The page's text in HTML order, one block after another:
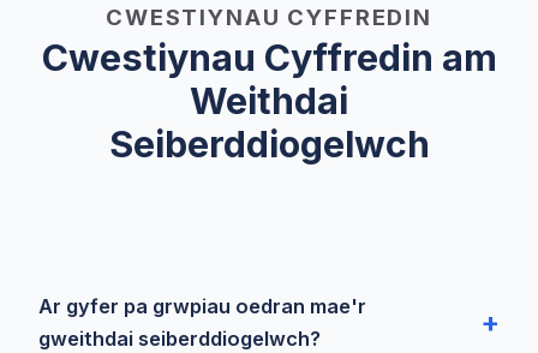
CWESTIYNAU CYFFREDIN
Cwestiynau Cyffredin am
Weithdai
Seiberddiogelwch
Ar gyfer pa grwpiau oedran mae'r
gweithdai seiberddiogelwch?